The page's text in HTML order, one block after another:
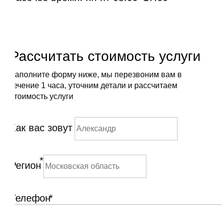
Рассчитать стоимость услуги
Заполните форму ниже, мы перезвоним вам в
течение 1 часа, уточним детали и рассчитаем
стоимость услуги
Как вас зовут
Регион*
Телефон*